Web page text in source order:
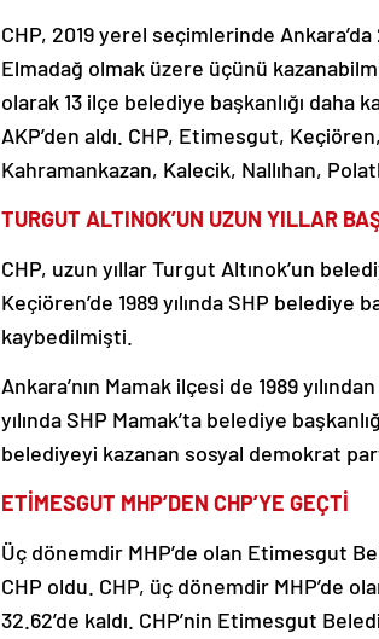
CHP, 2019 yerel seçimlerinde
Elmadağ olmak üzere üçünü
olarak 13 ilçe belediye başkanlığı daha
AKP’den aldı. CHP, Etimesgut,
Kahramankazan, Kalecik, Nallıhan,
TURGUT ALTINOK’UN UZUN YILLAR
CHP, uzun yıllar Turgut Altınok’un
Keçiören’de 1989 yılında SHP belediye
kaybedilmişti.
Ankara’nın Mamak ilçesi de 1989
yılında SHP Mamak’ta belediye
belediyeyi kazanan sosyal demokrat
ETİMESGUT MHP’DEN CHP’YE GEÇTİ
Üç dönemdir MHP’de olan Etimesgut
CHP oldu. CHP, üç dönemdir MHP’de
32.62’de kaldı. CHP’nin Etimesgut